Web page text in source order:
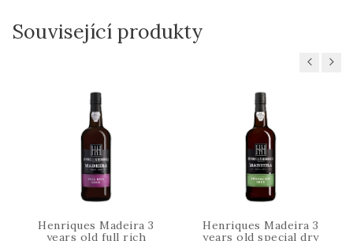
Související produkty
Previous
Henriques Madeira 3
years old full rich
Henriques Madeira 3
years old special dry
Next